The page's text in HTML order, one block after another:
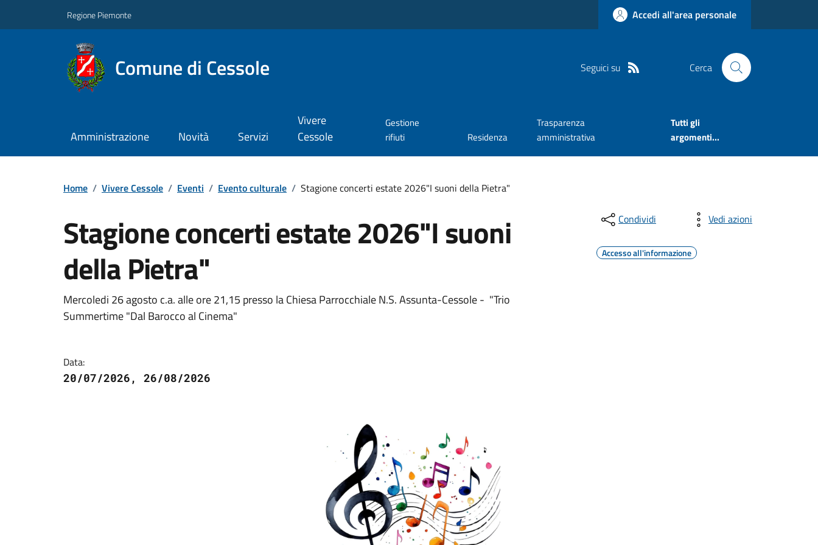
Regione Piemonte Accedi all'area personale
Comune di Cessole Seguici su Cerca
Amministrazione Novità Servizi
Vivere
Cessole
Gestione
rifiuti
Residenza
Trasparenza
amministrativa
Tutti gli
argomenti...
Home / Vivere Cessole / Eventi / Evento culturale / Stagione concerti estate 2026"I suoni della Pietra"
Stagione concerti estate 2026"I suoni
della Pietra"
Mercoledi 26 agosto c.a. alle ore 21,15 presso la Chiesa Parrocchiale N.S. Assunta-Cessole - "Trio
Summertime "Dal Barocco al Cinema"
Data:
20/07/2026, 26/08/2026
Condividi Vedi azioni
Accesso all'informazione